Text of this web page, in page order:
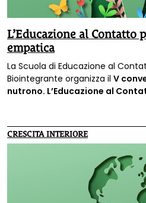
L’Educazione al Contatto
empatica
La Scuola di Educazione al
Biointegrante organizza il V
nutrono. L’Educazione al
marzo a Padova.
CRESCITA INTERIORE